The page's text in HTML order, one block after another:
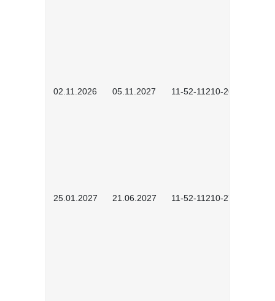
02.11.2026 05.11.2027 11-52-11210-2604
25.01.2027 21.06.2027 11-52-11210-2701